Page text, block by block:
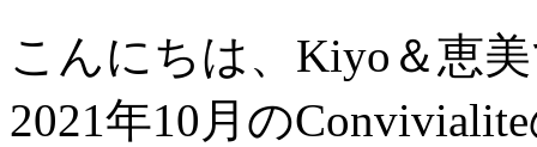
こんにちは、Kiyo＆恵
2021年10月の